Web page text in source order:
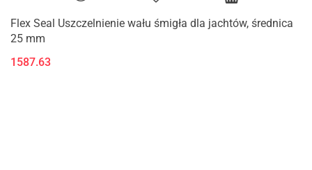
Flex Seal Uszczelnienie wału śmigła dla jachtów, średnica
25 mm
1587.63